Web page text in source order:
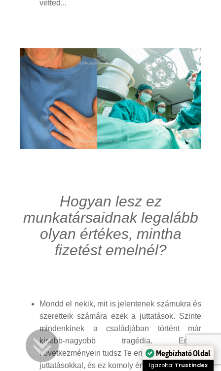
vetted...
Hogyan lesz ez
munkatársaidnak legalább
olyan értékes, mintha
fizetést emelnél?
Mondd el nekik, mit is jelentenek számukra és
szeretteik számára ezek a juttatások. Szinte
mindenkinek a családjában történt már
kisebb-nagyobb tragédia. Ennek
következményein tudsz Te enyhíteni ezekkel a
juttatásokkal, és ez komoly érték.
Megbízható Oldal
Igazolta: Trustindex